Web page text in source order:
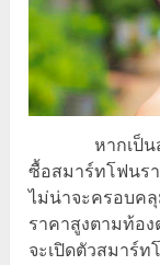
หากเป็
ซื้อสมาร์ทโฟนรา
ไม่น่าจะครอบค
ราคาสูงตามท้อง
จะเปิดตัวสมาร์